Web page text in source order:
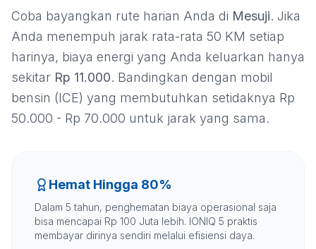
Coba bayangkan rute harian Anda di Mesuji. Jika
Anda menempuh jarak rata-rata 50 KM setiap
harinya, biaya energi yang Anda keluarkan hanya
sekitar Rp 11.000. Bandingkan dengan mobil
bensin (ICE) yang membutuhkan setidaknya Rp
50.000 - Rp 70.000 untuk jarak yang sama.
Hemat Hingga 80%
Dalam 5 tahun, penghematan biaya operasional saja
bisa mencapai Rp 100 Juta lebih. IONIQ 5 praktis
membayar dirinya sendiri melalui efisiensi daya.